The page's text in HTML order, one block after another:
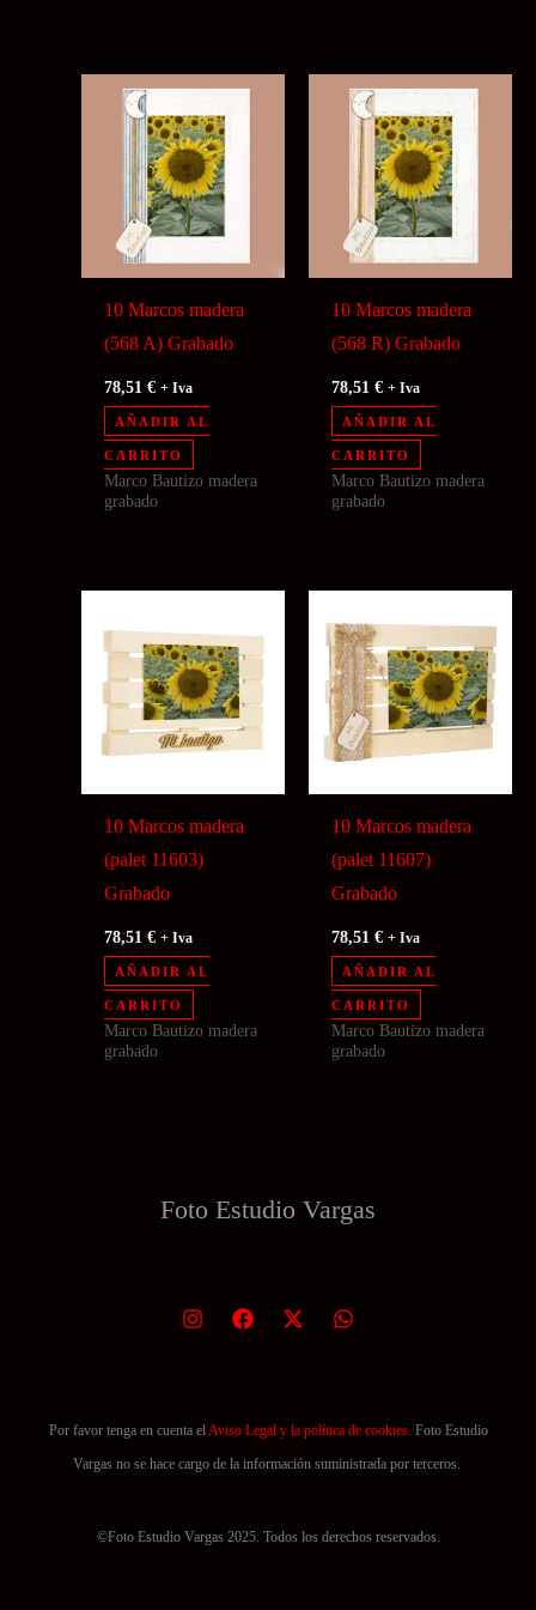
10 Marcos madera
(568 A) Grabado
78,51€ + Iva
AÑADIR AL
CARRITO
Marco Bautizo madera
grabado
10 Marcos madera
(568 R) Grabado
78,51€ + Iva
AÑADIR AL
CARRITO
Marco Bautizo madera
grabado
10 Marcos madera
(palet 11603)
Grabado
78,51€ + Iva
AÑADIR AL
CARRITO
Marco Bautizo madera
grabado
10 Marcos madera
(palet 11607)
Grabado
78,51€ + Iva
AÑADIR AL
CARRITO
Marco Bautizo madera
grabado
Foto Estudio Vargas
Por favor tenga en cuenta el Aviso Legal y la política de cookies. Foto Estudio
Vargas no se hace cargo de la información suministrada por terceros.
©Foto Estudio Vargas 2025. Todos los derechos reservados.